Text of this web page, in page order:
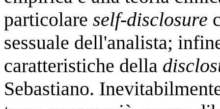
particolare self-disclosure
sessuale dell'analista;
caratteristiche della
Sebastiano.